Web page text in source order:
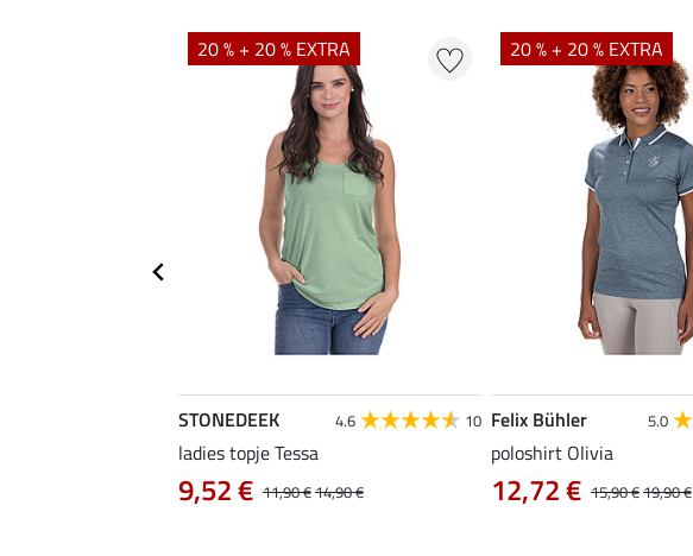
20 % + 20 % EXTRA
STONEDEEK 4.6 10
ladies topje Tessa
11,90 €14,90 €
9,52 €
20 % + 20 % EXTRA
Felix Bühler 5.0
poloshirt Olivia
15,90 €19,90 €
12,72 €